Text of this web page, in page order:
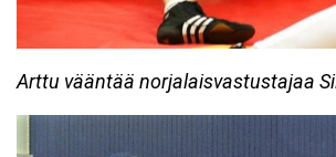
Arttu vääntää norjalaisvastustajaa